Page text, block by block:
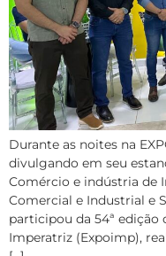
Durante as noites na
divulgando em seu
Comércio e indústria de
Comercial e Industrial e
participou da 54ª edição
Imperatriz (Expoimp),